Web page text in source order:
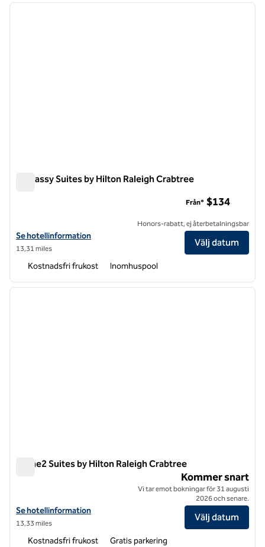
1 av 12
nästa
Embassy Suites by Hilton Raleigh Crabtree
Visa hotelluppgifter för Embassy Suites by Hilton Raleigh Crabtree
Se hotellinformation
13,31 miles
Från* $134
Honors-rabatt, ej återbetalningsbar
Välj datum
Kostnadsfri frukost Inomhuspool
1 av 10
nästa
Home2 Suites by Hilton Raleigh Crabtree
Home2 Suites by Hilton Raleigh Crabtree
Visa hotelluppgifter för Home2 Suites by Hilton Raleigh Crabtree
Se hotellinformation
13,33 miles
Kommer snart
Vi tar emot bokningar för 31 augusti
2026 och senare.
Välj datum
Kostnadsfri frukost Gratis parkering